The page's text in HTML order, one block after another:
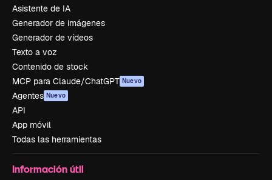
Asistente de IA
Generador de imágenes
Generador de vídeos
Texto a voz
Contenido de stock
MCP para Claude/ChatGPT Nuevo
Agentes Nuevo
API
App móvil
Todas las herramientas
Información útil